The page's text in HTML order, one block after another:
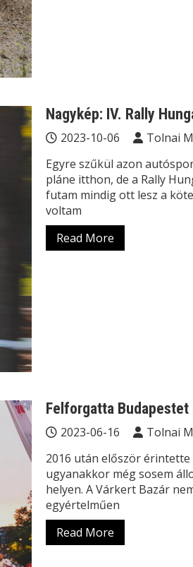
Nagykép: IV. Rally
2023-10-06 Tolnai
Egyre szűkül azon
pláne itthon, de a Rally
futam mindig ott lesz a
voltam
Read More
Felforgatta Budapestet
2023-06-16 Tolnai
2016 után először
ugyanakkor még sosem
helyen. A Várkert Bazár
egyértelműen
Read More